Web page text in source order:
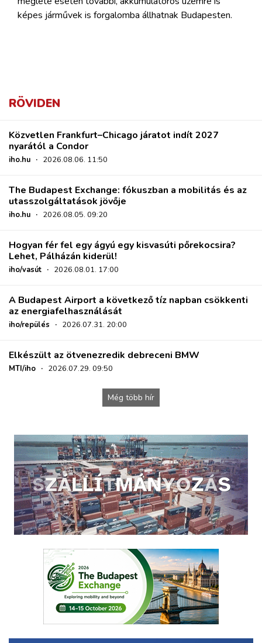
képes járművek is forgalomba állhatnak Budapesten.
RÖVIDEN
Közvetlen Frankfurt–Chicago járatot indít 2027
nyarától a Condor
iho.hu · 2026.08.06. 11:50
The Budapest Exchange: fókuszban a mobilitás és az
utasszolgáltatások jövője
iho.hu · 2026.08.05. 09:20
Hogyan fér fel egy ágyú egy kisvasúti pőrekocsira?
Lehet, Pálházán kiderül!
iho/vasút · 2026.08.01. 17:00
A Budapest Airport a következő tíz napban csökkenti
az energiafelhasználását
iho/repülés · 2026.07.31. 20:00
Elkészült az ötvenezredik debreceni BMW
MTI/iho · 2026.07.29. 09:50
Még több hír